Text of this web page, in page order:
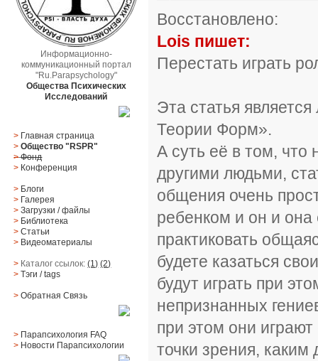
Информационно-
коммуникационный портал
"Ru.Parapsychology"
Общества Психических
Исследований
> Главная страница
> Общество "RSPR"
> Фонд
> Конференция
> Блоги
> Галерея
> Загрузки/файлы
> Библиотека
> Статьи
> Видеоматериалы
> Каталог ссылок:(1) (2)
> Тэги/ tags
> Обратная Cвязь
> Парапсихология FAQ
> Новости Парапсихологии
Восстановлено:
Lois пишет:
Перестать играть
Эта статья
Теории Форм».
А суть её в том, что
другими людьми,
общения очень
ребенком и он и она
практиковать
будете казаться
будут играть при
непризнанных
при этом они
точки зрения,